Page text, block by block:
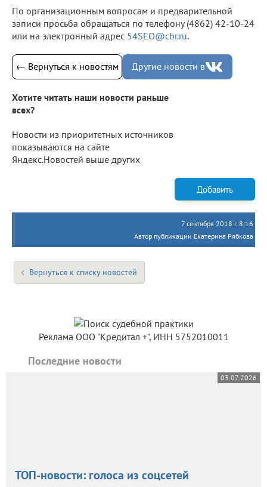
По организационным вопросам и предварительной
записи просьба обращаться по телефону (4862) 42-10-24
или на электронный адрес 54SEO@cbr.ru.
← Вернуться к новостям Другие новости в
Хотите читать наши новости раньше
всех?
Новости из приоритетных источников
показываются на сайте
Яндекс.Новостей выше других
Добавить
7 сентября 2018 г. 8:16
Автор публикации Екатерина Рябкова
Вернуться к списку новостей
Реклама ООО "Кредитал +", ИНН 5752010011
Последние новости
03.07.2026
ТОП-новости: голоса из соцсетей